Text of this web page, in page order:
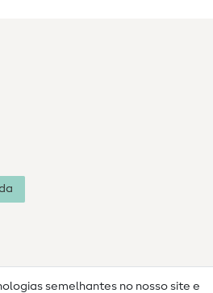
semelhantes no nosso site e